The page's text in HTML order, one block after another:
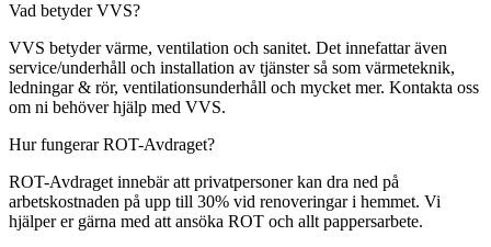
Vad betyder VVS?
VVS betyder värme, ventilation och sanitet. Det innefattar även
service/underhåll och installation av tjänster så som värmeteknik,
ledningar & rör, ventilationsunderhåll och mycket mer. Kontakta oss
om ni behöver hjälp med VVS.
Hur fungerar ROT-Avdraget?
ROT-Avdraget innebär att privatpersoner kan dra ned på
arbetskostnaden på upp till 30% vid renoveringar i hemmet. Vi
hjälper er gärna med att ansöka ROT och allt pappersarbete.